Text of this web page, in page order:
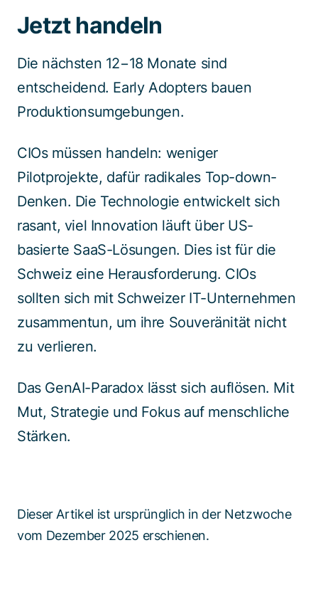
Jetzt handeln
Die nächsten 12−18 Monate sind
entscheidend. Early Adopters bauen
Produktionsumgebungen.
CIOs müssen handeln: weniger
Pilotprojekte, dafür radikales Top-down-
Denken. Die Technologie entwickelt sich
rasant, viel Innovation läuft über US-
basierte SaaS-Lösungen. Dies ist für die
Schweiz eine Herausforderung. CIOs
sollten sich mit Schweizer IT-Unternehmen
zusammentun, um ihre Souveränität nicht
zu verlieren.
Das GenAI-Paradox lässt sich auflösen. Mit
Mut, Strategie und Fokus auf menschliche
Stärken.
Dieser Artikel ist ursprünglich in der Netzwoche
vom Dezember 2025 erschienen.